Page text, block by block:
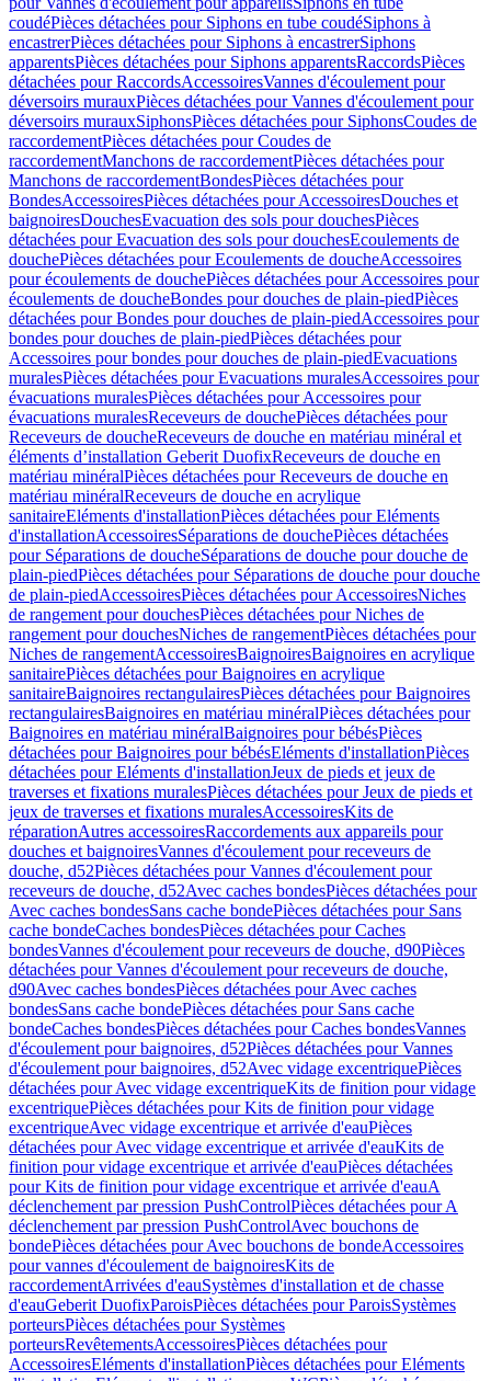
coudéPièces détachées pour Siphons en tube coudéSiphons à
encastrerPièces détachées pour Siphons à encastrerSiphons
apparentsPièces détachées pour Siphons apparentsRaccordsPièces
détachées pour RaccordsAccessoiresVannes d'écoulement pour
déversoirs murauxPièces détachées pour Vannes d'écoulement pour
déversoirs murauxSiphonsPièces détachées pour SiphonsCoudes de
raccordementPièces détachées pour Coudes de
raccordementManchons de raccordementPièces détachées pour
Manchons de raccordementBondesPièces détachées pour
BondesAccessoiresPièces détachées pour AccessoiresDouches et
baignoiresDouchesEvacuation des sols pour douchesPièces
détachées pour Evacuation des sols pour douchesEcoulements de
douchePièces détachées pour Ecoulements de doucheAccessoires
pour écoulements de douchePièces détachées pour Accessoires pour
écoulements de doucheBondes pour douches de plain-piedPièces
détachées pour Bondes pour douches de plain-piedAccessoires pour
bondes pour douches de plain-piedPièces détachées pour
Accessoires pour bondes pour douches de plain-piedEvacuations
muralesPièces détachées pour Evacuations muralesAccessoires pour
évacuations muralesPièces détachées pour Accessoires pour
évacuations muralesReceveurs de douchePièces détachées pour
Receveurs de doucheReceveurs de douche en matériau minéral et
éléments d’installation Geberit DuofixReceveurs de douche en
matériau minéralPièces détachées pour Receveurs de douche en
matériau minéralReceveurs de douche en acrylique
sanitaireEléments d'installationPièces détachées pour Eléments
d'installationAccessoiresSéparations de douchePièces détachées
pour Séparations de doucheSéparations de douche pour douche de
plain-piedPièces détachées pour Séparations de douche pour douche
de plain-piedAccessoiresPièces détachées pour AccessoiresNiches
de rangement pour douchesPièces détachées pour Niches de
rangement pour douchesNiches de rangementPièces détachées pour
Niches de rangementAccessoiresBaignoiresBaignoires en acrylique
sanitairePièces détachées pour Baignoires en acrylique
sanitaireBaignoires rectangulairesPièces détachées pour Baignoires
rectangulairesBaignoires en matériau minéralPièces détachées pour
Baignoires en matériau minéralBaignoires pour bébésPièces
détachées pour Baignoires pour bébésEléments d'installationPièces
détachées pour Eléments d'installationJeux de pieds et jeux de
traverses et fixations muralesPièces détachées pour Jeux de pieds et
jeux de traverses et fixations muralesAccessoiresKits de
réparationAutres accessoiresRaccordements aux appareils pour
douches et baignoiresVannes d'écoulement pour receveurs de
douche, d52Pièces détachées pour Vannes d'écoulement pour
receveurs de douche, d52Avec caches bondesPièces détachées pour
Avec caches bondesSans cache bondePièces détachées pour Sans
cache bondeCaches bondesPièces détachées pour Caches
bondesVannes d'écoulement pour receveurs de douche, d90Pièces
détachées pour Vannes d'écoulement pour receveurs de douche,
d90Avec caches bondesPièces détachées pour Avec caches
bondesSans cache bondePièces détachées pour Sans cache
bondeCaches bondesPièces détachées pour Caches bondesVannes
d'écoulement pour baignoires, d52Pièces détachées pour Vannes
d'écoulement pour baignoires, d52Avec vidage excentriquePièces
détachées pour Avec vidage excentriqueKits de finition pour vidage
excentriquePièces détachées pour Kits de finition pour vidage
excentriqueAvec vidage excentrique et arrivée d'eauPièces
détachées pour Avec vidage excentrique et arrivée d'eauKits de
finition pour vidage excentrique et arrivée d'eauPièces détachées
pour Kits de finition pour vidage excentrique et arrivée d'eauA
déclenchement par pression PushControlPièces détachées pour A
déclenchement par pression PushControlAvec bouchons de
bondePièces détachées pour Avec bouchons de bondeAccessoires
pour vannes d'écoulement de baignoiresKits de
raccordementArrivées d'eauSystèmes d'installation et de chasse
d'eauGeberit DuofixParoisPièces détachées pour ParoisSystèmes
porteursPièces détachées pour Systèmes
porteursRevêtementsAccessoiresPièces détachées pour
AccessoiresEléments d'installationPièces détachées pour Eléments